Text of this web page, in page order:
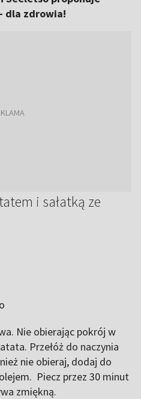
dla zdrowia!
i sałatką ze
Nie obierając pokrój w
Przełóż do naczynia
nie obieraj, dodaj do
Piecz przez 30 minut
zmiękną.